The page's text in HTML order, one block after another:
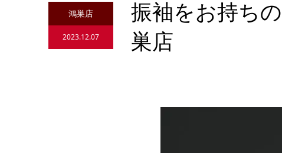
鴻巣店
2023.12.07
振袖をお持ち
巣店